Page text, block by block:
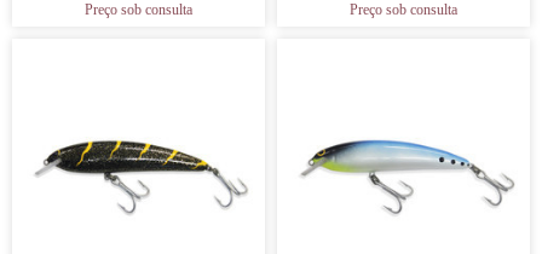
Preço sob consulta Preço sob consulta